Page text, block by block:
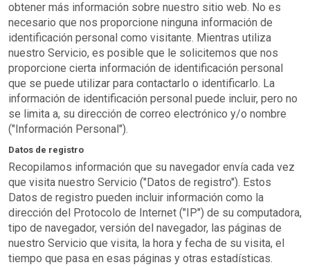
obtener más información sobre nuestro sitio web. No es
necesario que nos proporcione ninguna información de
identificación personal como visitante. Mientras utiliza
nuestro Servicio, es posible que le solicitemos que nos
proporcione cierta información de identificación personal
que se puede utilizar para contactarlo o identificarlo. La
información de identificación personal puede incluir, pero no
se limita a, su dirección de correo electrónico y/o nombre
("Información Personal").
Datos de registro
Recopilamos información que su navegador envía cada vez
que visita nuestro Servicio ("Datos de registro"). Estos
Datos de registro pueden incluir información como la
dirección del Protocolo de Internet ("IP") de su computadora,
tipo de navegador, versión del navegador, las páginas de
nuestro Servicio que visita, la hora y fecha de su visita, el
tiempo que pasa en esas páginas y otras estadísticas.